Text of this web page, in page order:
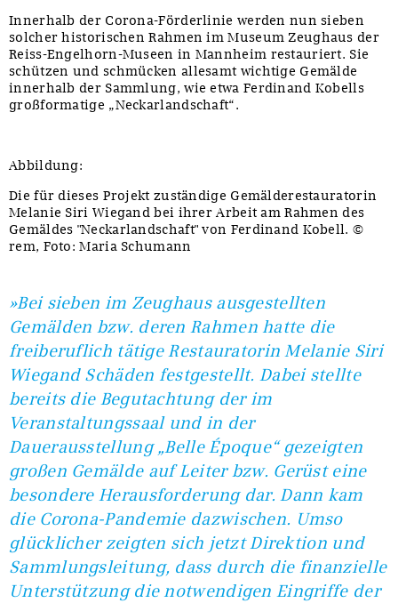
Innerhalb der Corona-Förderlinie werden nun sieben
solcher historischen Rahmen im Museum Zeughaus der
Reiss-Engelhorn-Museen in Mannheim restauriert. Sie
schützen und schmücken allesamt wichtige Gemälde
innerhalb der Sammlung, wie etwa Ferdinand Kobells
großformatige „Neckarlandschaft“.
Abbildung:
Die für dieses Projekt zuständige Gemälderestauratorin
Melanie Siri Wiegand bei ihrer Arbeit am Rahmen des
Gemäldes "Neckarlandschaft" von Ferdinand Kobell. ©
rem, Foto: Maria Schumann
»Bei sieben im Zeughaus ausgestellten
Gemälden bzw. deren Rahmen hatte die
freiberuflich tätige Restauratorin Melanie Siri
Wiegand Schäden festgestellt. Dabei stellte
bereits die Begutachtung der im
Veranstaltungssaal und in der
Dauerausstellung „Belle Époque“ gezeigten
großen Gemälde auf Leiter bzw. Gerüst eine
besondere Herausforderung dar. Dann kam
die Corona-Pandemie dazwischen. Umso
glücklicher zeigten sich jetzt Direktion und
Sammlungsleitung, dass durch die finanzielle
Unterstützung die notwendigen Eingriffe der